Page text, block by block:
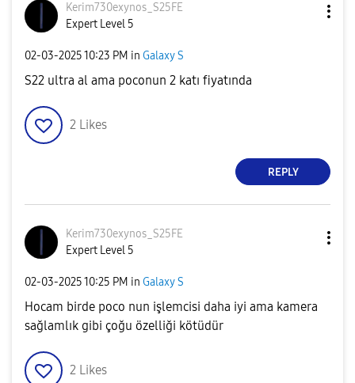
Kerim730exynos_ S25FE
Expert Level 5
‎02-03-202510:23 PM in Galaxy S
S22 ultra al ama poconun 2 katı fiyatında
2 Likes
REPLY
Kerim730exynos_ S25FE
Expert Level 5
‎02-03-202510:25 PM in Galaxy S
Hocam birde poco nun işlemcisi daha iyi ama kamera
sağlamlık gibi çoğu özelliği kötüdür
2 Likes